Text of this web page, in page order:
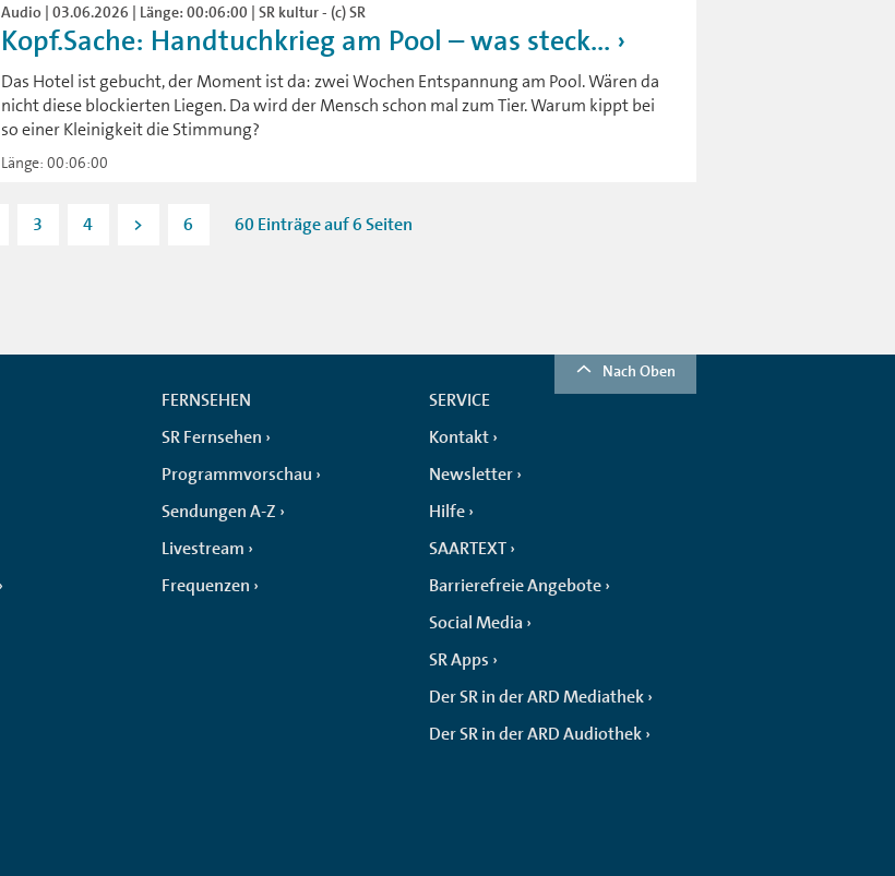
Audio | 03.06.2026 | Länge: 00:06:00 | SR kultur - (c) SR
Kopf.Sache: Handtuchkrieg am Pool – was steck...
Das Hotel ist gebucht, der Moment ist da: zwei Wochen Entspannung am Pool. Wären da
nicht diese blockierten Liegen. Da wird der Mensch schon mal zum Tier. Warum kippt bei
so einer Kleinigkeit die Stimmung?
Länge: 00:06:00
3 4 > 6 60 Einträge auf 6 Seiten
Nach Oben
FERNSEHEN
SR Fernsehen
Programmvorschau
Sendungen A-Z
Livestream
Frequenzen
SERVICE
Kontakt
Newsletter
Hilfe
SAARTEXT
Barrierefreie Angebote
Social Media
SR Apps
Der SR in der ARD Mediathek
Der SR in der ARD Audiothek